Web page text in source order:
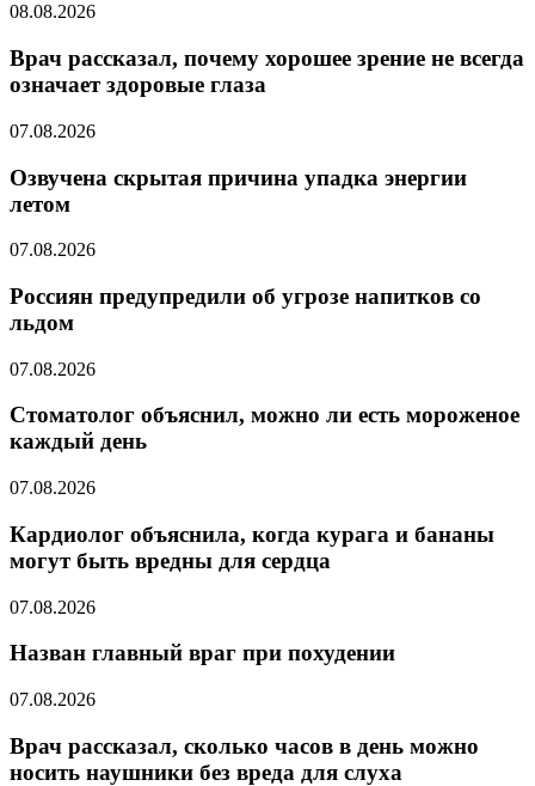
08.08.2026
Врач рассказал, почему хорошее зрение не всегда
означает здоровые глаза
07.08.2026
Озвучена скрытая причина упадка энергии
летом
07.08.2026
Россиян предупредили об угрозе напитков со
льдом
07.08.2026
Стоматолог объяснил, можно ли есть мороженое
каждый день
07.08.2026
Кардиолог объяснила, когда курага и бананы
могут быть вредны для сердца
07.08.2026
Назван главный враг при похудении
07.08.2026
Врач рассказал, сколько часов в день можно
носить наушники без вреда для слуха